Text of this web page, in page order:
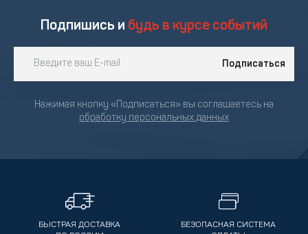
Подпишись и будь в курсе событий
Подписаться
Нажимая кнопку «Подписаться» вы соглашаетесь на
обработку персональных данных
БЫСТРАЯ ДОСТАВКА
БЕЗОПАСНАЯ СИСТЕМА